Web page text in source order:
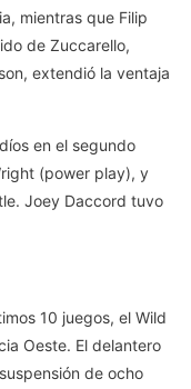
mientras que Filip
de Zuccarello,
extendió la ventaja
en el segundo
(power play), y
Joey Daccord tuvo
10 juegos, el Wild
Oeste. El delantero
de ocho